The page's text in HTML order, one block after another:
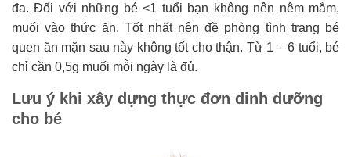
đa. Đối với những bé <1 tuổi bạn không nên nêm mắm,
muối vào thức ăn. Tốt nhất nên đề phòng tình trạng bé
quen ăn mặn sau này không tốt cho thận. Từ 1 – 6 tuổi, bé
chỉ cần 0,5g muối mỗi ngày là đủ.
Lưu ý khi xây dựng thực đơn dinh dưỡng
cho bé